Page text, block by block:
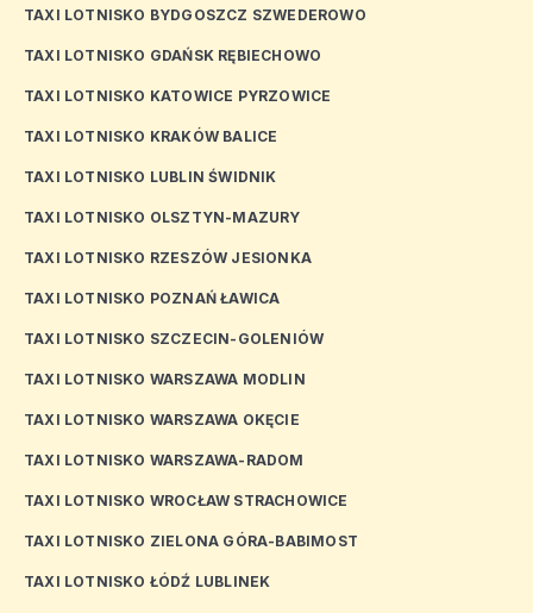
TAXI LOTNISKO BYDGOSZCZ SZWEDEROWO
TAXI LOTNISKO GDAŃSK RĘBIECHOWO
TAXI LOTNISKO KATOWICE PYRZOWICE
TAXI LOTNISKO KRAKÓW BALICE
TAXI LOTNISKO LUBLIN ŚWIDNIK
TAXI LOTNISKO OLSZTYN-MAZURY
TAXI LOTNISKO RZESZÓW JESIONKA
TAXI LOTNISKO POZNAŃ ŁAWICA
TAXI LOTNISKO SZCZECIN-GOLENIÓW
TAXI LOTNISKO WARSZAWA MODLIN
TAXI LOTNISKO WARSZAWA OKĘCIE
TAXI LOTNISKO WARSZAWA-RADOM
TAXI LOTNISKO WROCŁAW STRACHOWICE
TAXI LOTNISKO ZIELONA GÓRA-BABIMOST
TAXI LOTNISKO ŁÓDŹ LUBLINEK